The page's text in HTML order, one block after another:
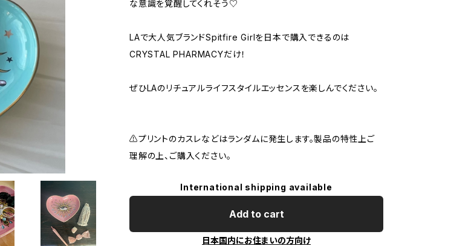
な意識を覚醒してくれそう♡
LAで大人気ブランドSpitfire Girlを日本で購入できるのは
CRYSTAL PHARMACYだけ！
ぜひLAのリチュアルライフスタイルエッセンスを楽しんでください。
⚠️プリントのカスレなどはランダムに発生します。製品の特性上ご
理解の上、ご購入ください。
International shipping available
Add to cart
日本国内にお住まいの方向け